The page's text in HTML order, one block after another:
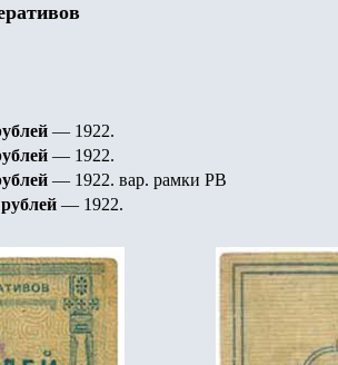
— 1922.
— 1922.
— 1922. вар. рамки РВ
— 1922.